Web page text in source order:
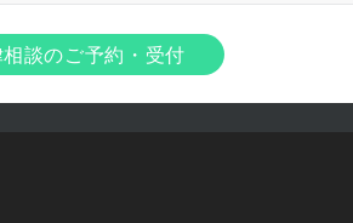
談のご予約・受付